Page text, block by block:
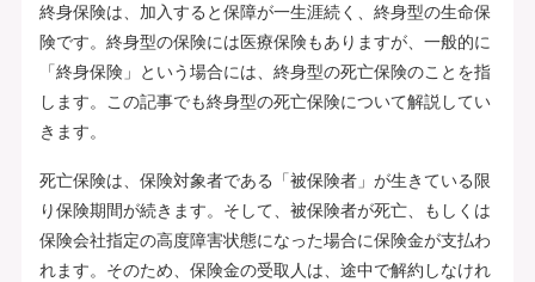
終身保険は、加入すると保障が一生涯続く、終身型の生命保
険です。終身型の保険には医療保険もありますが、一般的に
「終身保険」という場合には、終身型の死亡保険のことを指
します。この記事でも終身型の死亡保険について解説してい
きます。
死亡保険は、保険対象者である「被保険者」が生きている限
り保険期間が続きます。そして、被保険者が死亡、もしくは
保険会社指定の高度障害状態になった場合に保険金が支払わ
れます。そのため、保険金の受取人は、途中で解約しなけれ